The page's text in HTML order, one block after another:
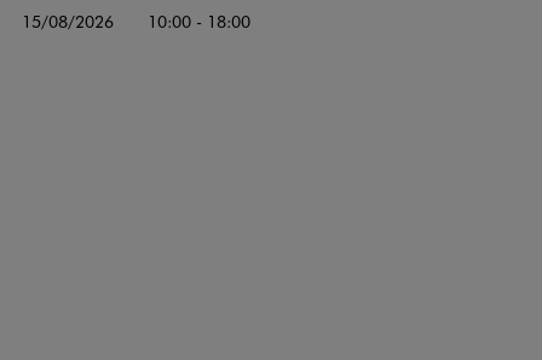
15/08/2026 10:00 - 18:00